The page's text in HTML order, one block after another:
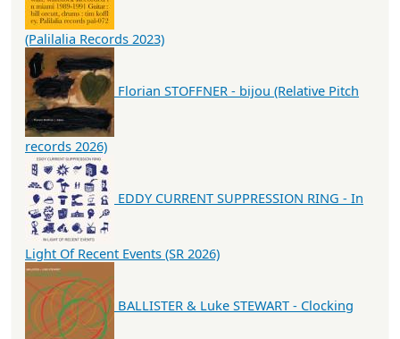
(Palilalia Records 2023)
Florian STOFFNER - bijou (Relative Pitch
records 2026)
EDDY CURRENT SUPPRESSION RING - In
Light Of Recent Events (SR 2026)
BALLISTER & Luke STEWART - Clocking